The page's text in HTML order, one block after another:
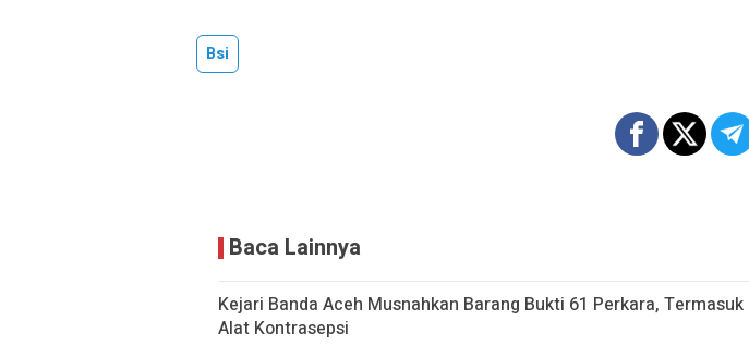
Bsi
Baca Lainnya
Kejari Banda Aceh Musnahkan Barang Bukti 61 Perkara, Termasuk
Alat Kontrasepsi